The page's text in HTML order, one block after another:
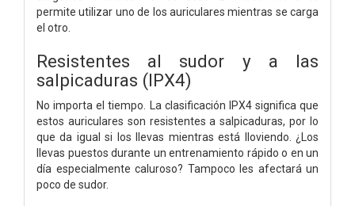
permite utilizar uno de los auriculares mientras se carga
el otro.
Resistentes al sudor y a las
salpicaduras (IPX4)
No importa el tiempo. La clasificación IPX4 significa que
estos auriculares son resistentes a salpicaduras, por lo
que da igual si los llevas mientras está lloviendo. ¿Los
llevas puestos durante un entrenamiento rápido o en un
día especialmente caluroso? Tampoco les afectará un
poco de sudor.